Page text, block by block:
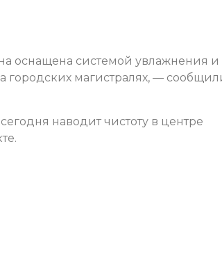
оснащена системой увлажнения и
городских магистралях, —
наводит чистоту в центре